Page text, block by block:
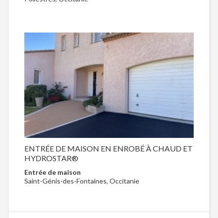
ENTRÉE DE MAISON EN ENROBÉ À CHAUD ET
HYDROSTAR®
Entrée de maison
Saint-Génis-des-Fontaines, Occitanie